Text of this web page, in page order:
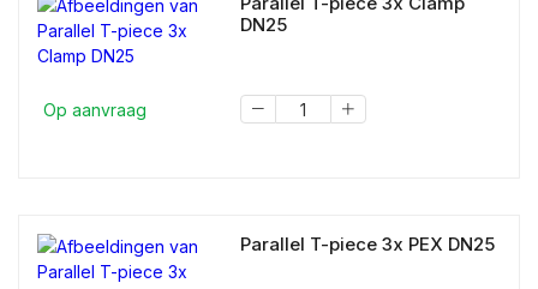
Op aanvraag
DN25
Parallel T-piece 3x PEX DN25